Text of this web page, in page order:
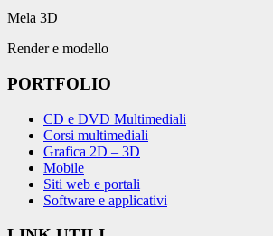
Mela 3D
Render e modello
PORTFOLIO
CD e DVD Multimediali
Corsi multimediali
Grafica 2D – 3D
Mobile
Siti web e portali
Software e applicativi